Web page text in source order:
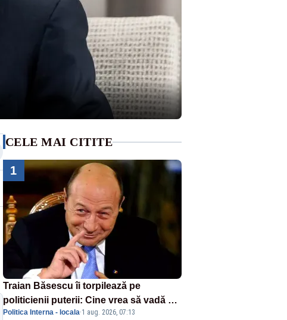
CELE MAI CITITE
1
Traian Băsescu îi torpilează pe
politicienii puterii: Cine vrea să vadă ce
înseamnă să fii prost, se uită la
Politica Interna - locala·1 aug. 2026, 07:13